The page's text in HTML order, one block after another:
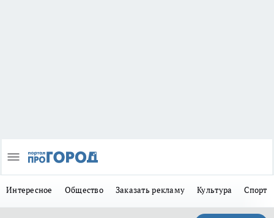
Интересное Общество Заказать рекламу Культура Спорт